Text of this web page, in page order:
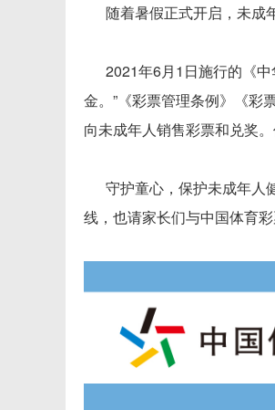
随着暑假正式开启，未成
2021年6月1日施行的《中
金。”《彩票管理条例》《彩
向未成年人销售彩票和兑奖
守护童心，保护未成年人
线，也请家长们与中国体育